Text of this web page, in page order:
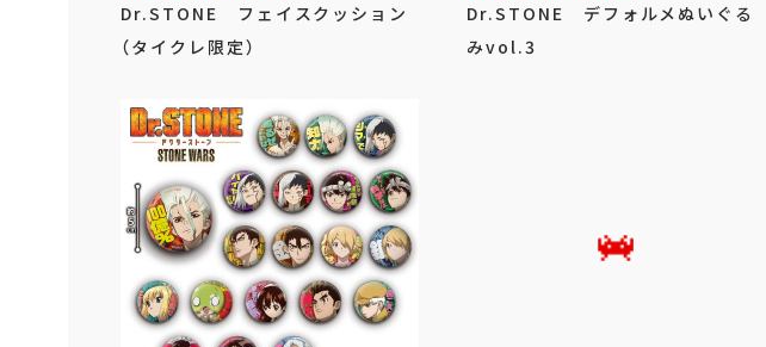
Dr.STONE フェイスクッション
（タイクレ限定）
Dr.STONE デフォルメぬいぐる
みvol.3